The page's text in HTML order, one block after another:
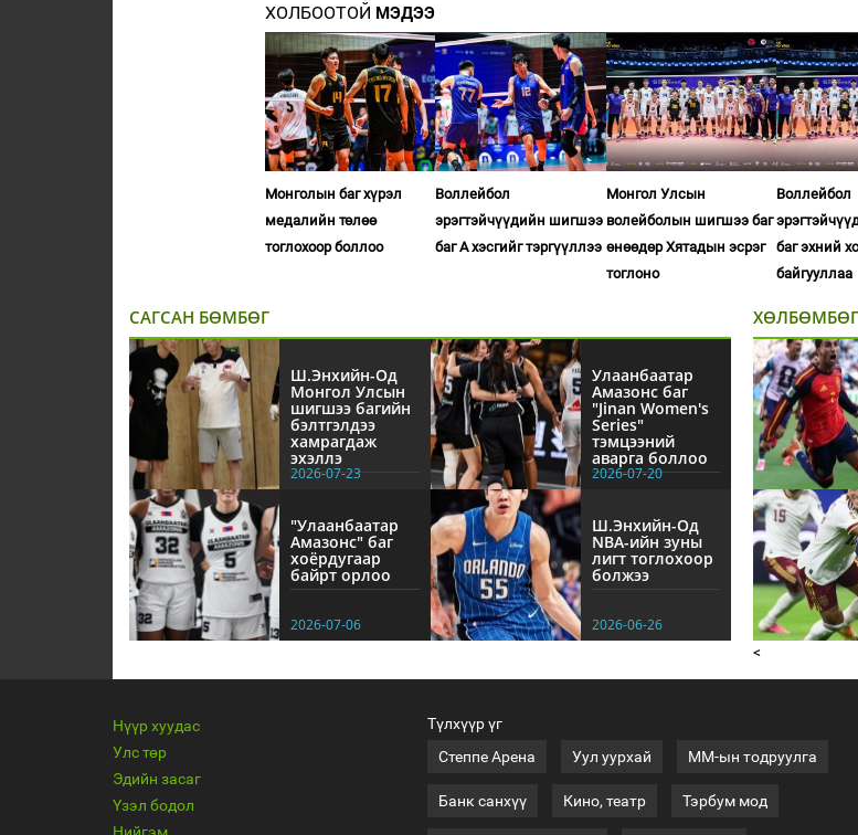
ХОЛБООТОЙ МЭДЭЭ
Монголын баг хүрэл
медалийн төлөө
тоглохоор боллоо
Воллейбол
эрэгтэйчүүдийн шигшээ
баг А хэсгийг тэргүүллээ
Монгол Улсын
волейболын шигшээ баг
өнөөдөр Хятадын эсрэг
тоглоно
Воллейбол
баг эхний
байгууллаа
САГСАН БӨМБӨГ
Ш.Энхийн-Од
Монгол Улсын
шигшээ багийн
бэлтгэлдээ
хамрагдаж
эхэллэ
2026-07-23
Улаанбаатар
Амазонс баг
"Jinan Women's
Series"
тэмцээний
аварга боллоо
2026-07-20
"Улаанбаатар
Амазонс" баг
хоёрдугаар
байрт орлоо
2026-07-06
Ш.Энхийн-Од
NBА-ийн зуны
лигт тоглохоор
болжээ
2026-06-26
ХӨЛБӨМБӨГ
<
Нүүр хуудас
Улс төр
Эдийн засаг
Үзэл бодол
Нийгэм
Түлхүүр үг
Степпе Арена
Уул уурхай ММ-ын тодруулга
Банк санхүү Кино, театр Тэрбум мод